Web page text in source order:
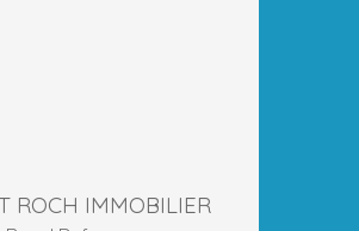
ROCH IMMOBILIER